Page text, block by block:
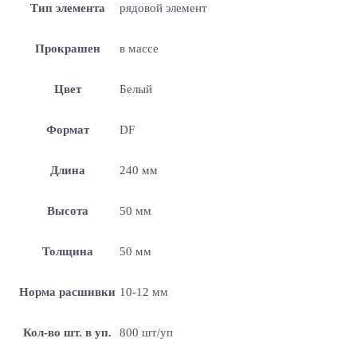
Тип элемента рядовой элемент
Прокрашен в массе
Цвет Белый
Формат DF
Длина 240 мм
Высота 50 мм
Толщина 50 мм
Норма расшивки 10-12 мм
Кол-во шт. в уп. 800 шт/уп